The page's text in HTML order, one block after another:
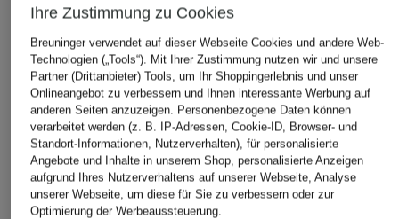
Ihre Zustimmung zu Cookies
Breuninger verwendet auf dieser Webseite Cookies und andere Web-
Technologien („Tools“). Mit Ihrer Zustimmung nutzen wir und unsere
Partner (Drittanbieter) Tools, um Ihr Shoppingerlebnis und unser
Onlineangebot zu verbessern und Ihnen interessante Werbung auf
anderen Seiten anzuzeigen. Personenbezogene Daten können
verarbeitet werden (z. B. IP-Adressen, Cookie-ID, Browser- und
Standort-Informationen, Nutzerverhalten), für personalisierte
Angebote und Inhalte in unserem Shop, personalisierte Anzeigen
aufgrund Ihres Nutzerverhaltens auf unserer Webseite, Analyse
unserer Webseite, um diese für Sie zu verbessern oder zur
Optimierung der Werbeaussteuerung.